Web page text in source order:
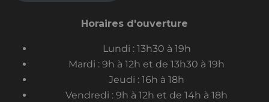
Horaires d'ouverture
Lundi : 13h30 à 19h
Mardi : 9h à 12h et de 13h30 à 19h
Jeudi : 16h à 18h
Vendredi : 9h à 12h et de 14h à 18h